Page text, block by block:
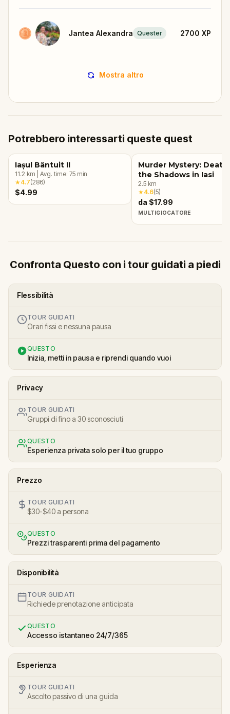
Jantea Alexandra Quester 2700 XP
Mostra altro
Potrebbero interessarti queste quest
Iașul Bântuit II
11.2 km Avg. time: 75 min
★4.7(286)
$4.99
Murder Mystery: Death
the Shadows in Iasi
2.5 km
★4.6(5)
da $17.99
MULTIGIOCATORE
Confronta Questo con i tour guidati a piedi
Flessibilità
TOUR GUIDATI
Orari fissi e nessuna pausa
QUESTO
Inizia, metti in pausa e riprendi quando vuoi
Privacy
TOUR GUIDATI
Gruppi di fino a 30 sconosciuti
QUESTO
Esperienza privata solo per il tuo gruppo
Prezzo
TOUR GUIDATI
$30-$40 a persona
QUESTO
Prezzi trasparenti prima del pagamento
Disponibilità
TOUR GUIDATI
Richiede prenotazione anticipata
QUESTO
Accesso istantaneo 24/7/365
Esperienza
TOUR GUIDATI
Ascolto passivo di una guida